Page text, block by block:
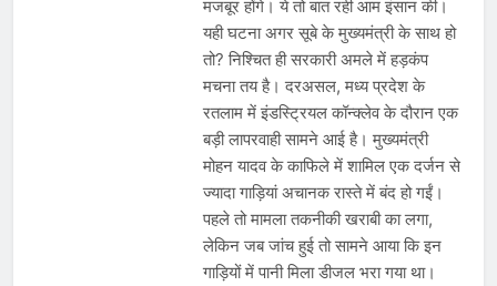
प्रदर्शन तेज़, PM आवास मार्च रोका गया,
सरकार से तीन बड़ी मांगें
August 5, 2026
सावन और आगामी त्योहारों को लेकर देशभर में
तैयारियाँ तेज़, सांस्कृतिक कार्यक्रमों और
धार्मिक आयोजनों की धूम
August 4, 2026
राष्ट्रीय हथकरघा दिवस की तैयारियाँ तेज़,
देशभर में विशेष कार्यक्रमों के जरिए भारतीय
बुनकरों और पारंपरिक वस्त्रों को मिलेगा बढ़ावा
मजबूर होंगे। ये तो बात रही आम इंसान की।
यही घटना अगर सूबे के मुख्यमंत्री के साथ हो
तो? निश्चित ही सरकारी अमले में हड़कंप
मचना तय है। दरअसल, मध्य प्रदेश के
रतलाम में इंडस्ट्रियल कॉन्क्लेव के दौरान एक
बड़ी लापरवाही सामने आई है। मुख्यमंत्री
मोहन यादव के काफिले में शामिल एक दर्जन से
ज्यादा गाड़ियां अचानक रास्ते में बंद हो गईं।
पहले तो मामला तकनीकी खराबी का लगा,
लेकिन जब जांच हुई तो सामने आया कि इन
गाड़ियों में पानी मिला डीजल भरा गया था।